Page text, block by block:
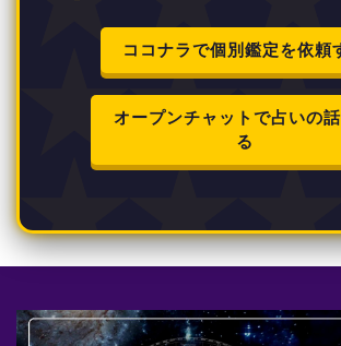
ココナラで個別鑑定を依頼
オープンチャットで占いの
る